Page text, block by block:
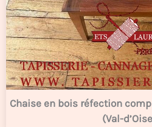
Chaise en bois réfection
(Val-